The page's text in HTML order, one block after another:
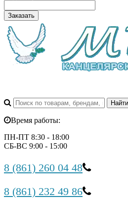
Заказать
Время работы:
ПН-ПТ 8:30 - 18:00
СБ-ВС 9:00 - 15:00
8 (861) 260 04 48
8 (861) 232 49 86